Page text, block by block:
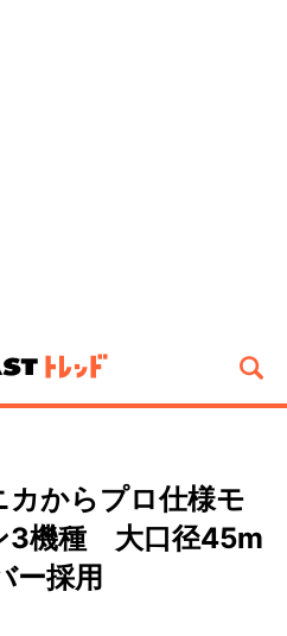
からプロ仕様モ
3機種 大口径45m
ー採用